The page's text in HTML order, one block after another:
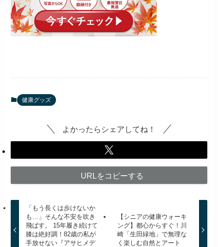
健康グッズ
よかったらシェアしてね！
URLをコピーする
「もう長くは歩けないか
も…」そんな不安を吹き
飛ばす。 15年履き続けて
膝は絶好調！82歳の私が
手放せない『アサヒメデ
【シニアの健康ウォーキ
ング】都心からすぐ！川
崎「生田緑地」で無理な
く楽しむ自然とアート